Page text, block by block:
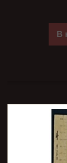
В